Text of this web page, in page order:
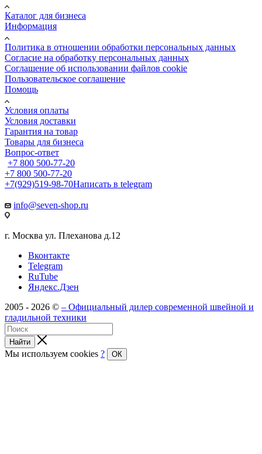
Каталог для бизнеса
Информация
Политика в отношении обработки персональных данных
Cогласие на обработку персональных данных
Cоглашение об использовании файлов cookie
Пользовательское соглашение
Помощь
Условия оплаты
Условия доставки
Гарантия на товар
Товары для бизнеса
Вопрос-ответ
+7 800 500-77-20
+7 800 500-77-20
+7(929)519-98-70Написать в telegram
info@seven-shop.ru
г. Москва ул. Плеханова д.12
Вконтакте
Telegram
RuTube
Яндекс.Дзен
2005 - 2026 © – Официальный дилер современной швейной и
гладильной техники
Найти
Мы используем cookies ? ОК